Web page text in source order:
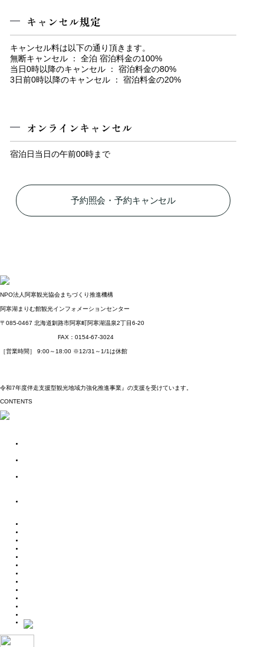
キャンセル規定
キャンセル料は以下の通り頂きます。
無断キャンセル ： 全泊 宿泊料金の100%
当日0時以降のキャンセル ： 宿泊料金の80%
3日前0時以降のキャンセル ： 宿泊料金の20%
オンラインキャンセル
宿泊日当日の午前00時まで
予約照会・予約キャンセル
NPO法人阿寒観光協会まちづくり推進機構
阿寒湖まりむ館観光インフォメーションセンター
〒085-0467 北海道釧路市阿寒町阿寒湖温泉2丁目6-20
FAX：0154-67-3024
［営業時間］ 9:00～18:00 ※12/31～1/1は休館
令和7年度伴走支援型観光地域力強化推進事業』の支援を受けています。
CONTENTS